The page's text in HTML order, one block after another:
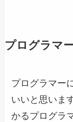
プログラマ
プログラマー
いいと思いま
かるプログラ